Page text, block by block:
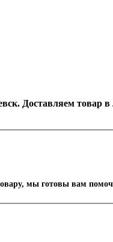
Доставляем товар
мы готовы вам